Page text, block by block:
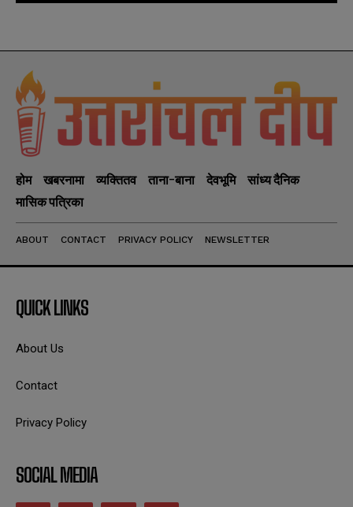
होम खबरनामा व्यक्तितव ताना-बाना देवभूमि
सांध्य दैनिक
मासिक पत्रिका
ABOUT CONTACT PRIVACY POLICY NEWSLETTER
QUICK LINKS
About Us
Contact
Privacy Policy
SOCIAL MEDIA